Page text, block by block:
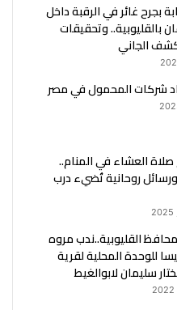
بجرح غائر في الرقبة داخل
بالقليوبية.. وتحقيقات
الجاني
شركات المحمول في مصر
العشاء في المنام..
روحانية تُضيء درب
القليوبية..ندب مروه
للوحدة المحلية لقرية
سليمان لابوالغيط